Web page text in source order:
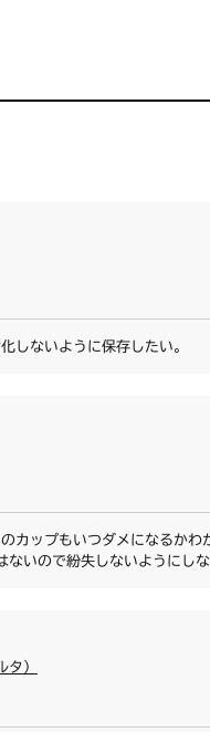
しないように保存したい。
カップもいつダメになるか
いので紛失しないようにしな
）